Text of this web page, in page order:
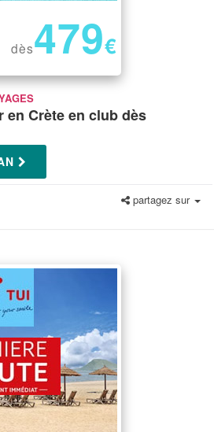
dès479€
en Crète en club dès
partagez sur